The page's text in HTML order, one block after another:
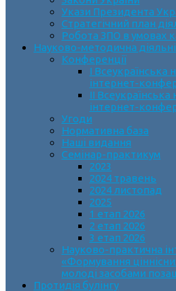
Укази Президента
Стратегічний план
Робота ЗПО в умовах
Науково-методична
Конференції
І
інтернет-
ІІ
інтернет-
Угоди
Нормативна база
Наші видання
Семінар-практикум
2023
2024 травень
2024 листопад
2025
1 етап 2026
2 етап 2026
3 етап 2026
Науково-практична
«Формування
молоді засобами
Протидія булінгу